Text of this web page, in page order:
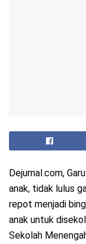
Dejurnal.com,
anak, tidak lulus
repot menjadi
anak untuk
Sekolah